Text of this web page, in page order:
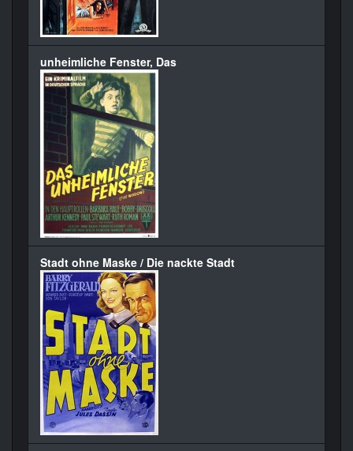
unheimliche Fenster, Das
Stadt ohne Maske / Die nackte Stadt